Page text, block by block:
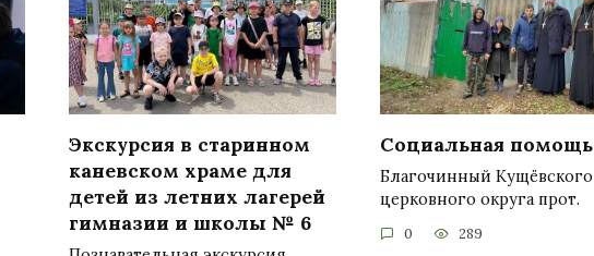
Экскурсия в старинном
каневском храме для
детей из летних лагерей
гимназии и школы № 6
Социальная помощь
Благочинный Кущёвского
церковного округа прот.
0 289